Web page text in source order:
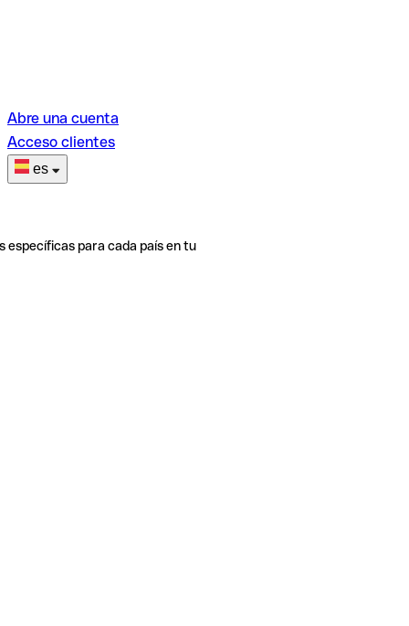
Abre una cuenta
Acceso clientes
es
específicas para cada país en tu